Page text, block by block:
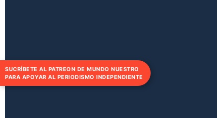
SUCRÍBETE AL PATREON DE MUNDO NUESTRO
PARA APOYAR AL PERIODISMO INDEPENDIENTE